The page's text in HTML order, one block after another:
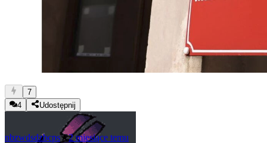
7
4
Udostępnij
nbzwdsdzbcps★2 miesiące temu